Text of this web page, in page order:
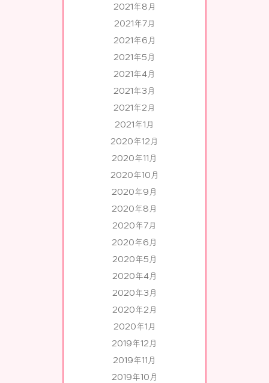
2021年8月
2021年7月
2021年6月
2021年5月
2021年4月
2021年3月
2021年2月
2021年1月
2020年12月
2020年11月
2020年10月
2020年9月
2020年8月
2020年7月
2020年6月
2020年5月
2020年4月
2020年3月
2020年2月
2020年1月
2019年12月
2019年11月
2019年10月